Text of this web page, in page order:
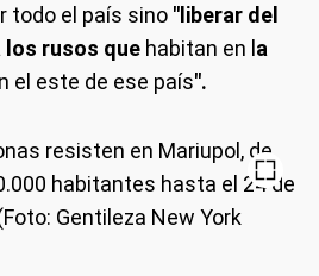
todo el país sino "liberar del
los rusos que habitan en la
el este de ese país".